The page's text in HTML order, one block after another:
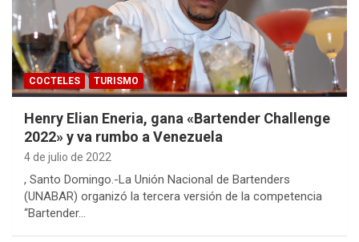
COCTELES TURISMO
Henry Elian Eneria, gana «Bartender Challenge
2022» y va rumbo a Venezuela
4 de julio de 2022
, Santo Domingo.-La Unión Nacional de Bartenders
(UNABAR) organizó la tercera versión de la competencia
“Bartender…